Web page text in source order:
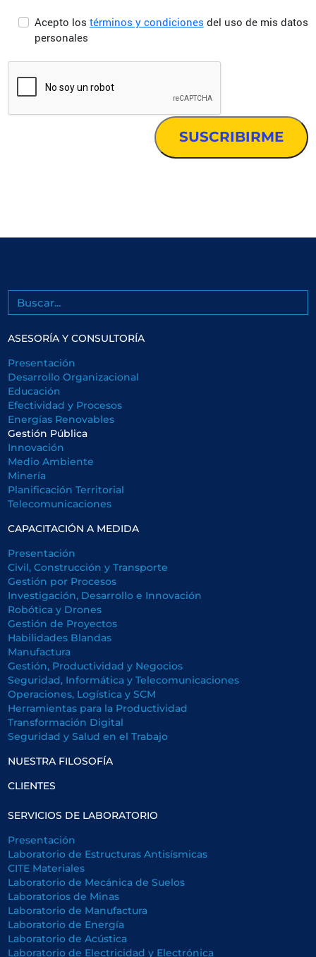
Acepto los términos y condiciones del uso de mis datos
personales
Buscar
ASESORÍA Y CONSULTORÍA
Presentación
Desarrollo Organizacional
Educación
Efectividad y Procesos
Energías Renovables
Gestión Pública
Innovación
Medio Ambiente
Minería
Planificación Territorial
Telecomunicaciones
CAPACITACIÓN A MEDIDA
Presentación
Civil, Construcción y Transporte
Gestión por Procesos
Investigación, Desarrollo e Innovación
Robótica y Drones
Gestión de Proyectos
Habilidades Blandas
Manufactura
Gestión, Productividad y Negocios
Seguridad, Informática y Telecomunicaciones
Operaciones, Logística y SCM
Herramientas para la Productividad
Transformación Digital
Seguridad y Salud en el Trabajo
NUESTRA FILOSOFÍA
CLIENTES
SERVICIOS DE LABORATORIO
Presentación
Laboratorio de Estructuras Antisísmicas
CITE Materiales
Laboratorio de Mecánica de Suelos
Laboratorios de Minas
Laboratorio de Manufactura
Laboratorio de Energía
Laboratorio de Acústica
Laboratorio de Electricidad y Electrónica